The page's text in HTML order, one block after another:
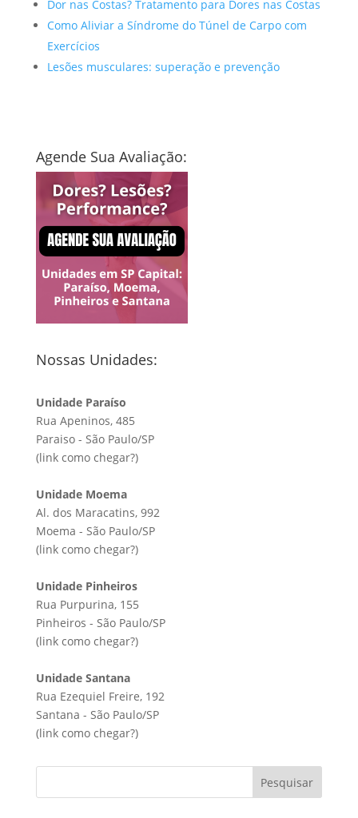
Dor nas Costas? Tratamento para Dores nas Costas
Como Aliviar a Síndrome do Túnel de Carpo com
Exercícios
Lesões musculares: superação e prevenção
Agende Sua Avaliação:
Nossas Unidades:
Unidade Paraíso
Rua Apeninos, 485
Paraiso - São Paulo/SP
(link como chegar?)
Unidade Moema
Al. dos Maracatins, 992
Moema - São Paulo/SP
(link como chegar?)
Unidade Pinheiros
Rua Purpurina, 155
Pinheiros - São Paulo/SP
(link como chegar?)
Unidade Santana
Rua Ezequiel Freire, 192
Santana - São Paulo/SP
(link como chegar?)
Pesquisar